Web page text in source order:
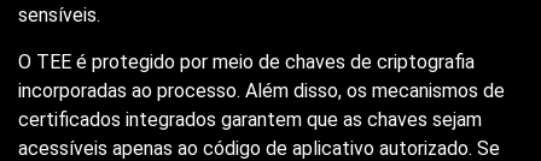
sensíveis.
O TEE é protegido por meio de chaves de criptografia
incorporadas ao processo. Além disso, os mecanismos de
certificados integrados garantem que as chaves sejam
acessíveis apenas ao código de aplicativo autorizado. Se